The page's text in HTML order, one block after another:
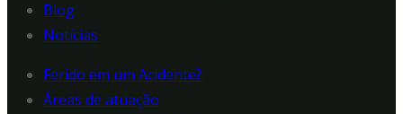
Blog
Notícias
Ferido em um Acidente?
Áreas de atuação